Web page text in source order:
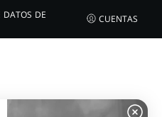
DATOS DE CUENTAS